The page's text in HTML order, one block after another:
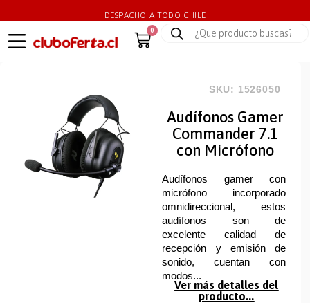
DESPACHO A TODO CHILE
0
SKU: 1526050
Audífonos Gamer
Commander 7.1
con Micrófono
Audífonos gamer con
micrófono incorporado
omnidireccional, estos
audífonos son de
excelente calidad de
recepción y emisión de
sonido, cuentan con
modos...
Ver más detalles del
producto...